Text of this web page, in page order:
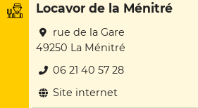
Locavor de la Ménitré
rue de la Gare
49250 La Ménitré
06 21 40 57 28
Site internet